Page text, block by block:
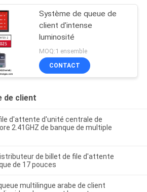
Système de queue de
client d'intense
luminosité
MOQ:1 ensemble
CONTACT
de client
d'attente d'unité centrale de
2.41GHZ de banque de multiple
de billet de file d'attente
de 17 pouces
multilingue arabe de client